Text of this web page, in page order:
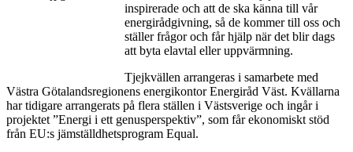
inspirerade och att de ska känna till vår
energirådgivning, så de kommer till oss och
ställer frågor och får hjälp när det blir dags
att byta elavtal eller uppvärmning.
Tjejkvällen arrangeras i samarbete med
Västra Götalandsregionens energikontor Energiråd Väst. Kvällarna
har tidigare arrangerats på flera ställen i Västsverige och ingår i
projektet ”Energi i ett genusperspektiv”, som får ekonomiskt stöd
från EU:s jämställdhetsprogram Equal.